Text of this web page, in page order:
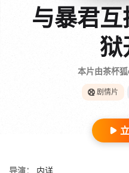
与暴君
狱
本片由茶杯
剧情片
导演：
内详